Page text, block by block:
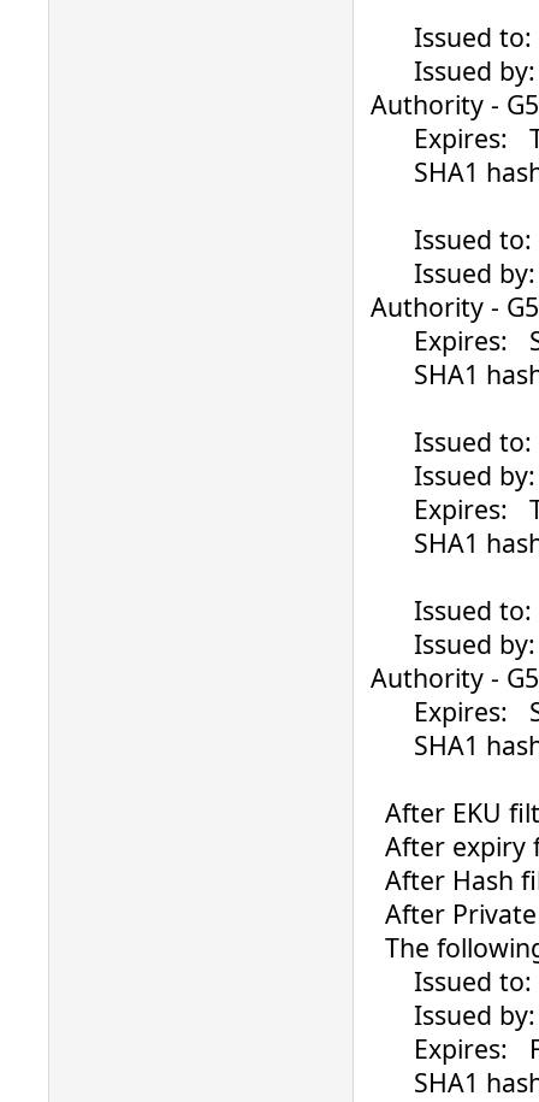
Issued to:
Issued by:
Authority - G5
Expires:
SHA1
Issued to:
Issued by:
Authority - G5
Expires:
SHA1
Issued to:
Issued by:
Expires:
SHA1
Issued to:
Issued by:
Authority - G5
Expires:
SHA1
After EKU
After expiry
After Hash
After
The
Issued to:
Issued by:
Expires:
SHA1